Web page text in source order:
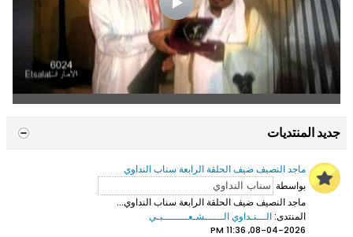
جديد المنتديات
ماجد النصيف ضيف الحلقة الرابعة سناب النداوي
بواسطة
ماجد النصيف ضيف الحلقة الرابعة سناب النداوي...
المنتدى:الـــنـداوي الــــــشـعــــــــبـي
08-04-2026, 11:36 PM